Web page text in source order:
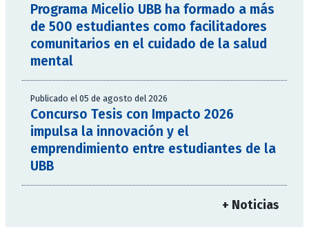
Programa Micelio UBB ha formado a más
de 500 estudiantes como facilitadores
comunitarios en el cuidado de la salud
mental
Publicado el 05 de agosto del 2026
Concurso Tesis con Impacto 2026
impulsa la innovación y el
emprendimiento entre estudiantes de la
UBB
+ Noticias